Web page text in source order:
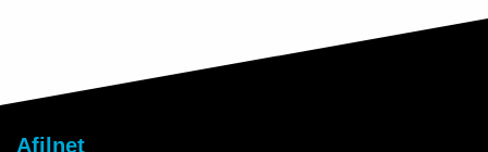
Afilnet